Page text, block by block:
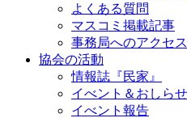
よくある質問
マスコミ掲載記事
事務局へのアクセス
協会の活動
情報誌『民家』
イべント＆おしらせ
イべント報告